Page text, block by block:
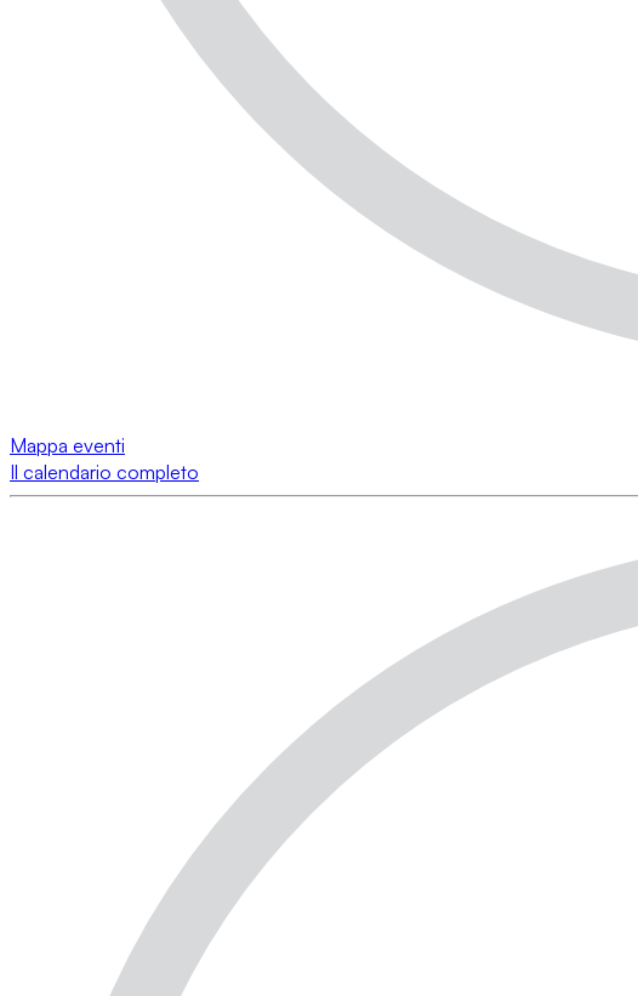
Mappa eventi
Il calendario completo